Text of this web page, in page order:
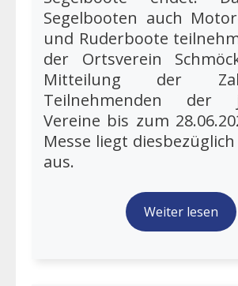
Segelbooten auch
und Ruderboote
der Ortsverein
Mitteilung der
Teilnehmenden der
Vereine bis zum
Messe liegt
aus.
Weiter lesen